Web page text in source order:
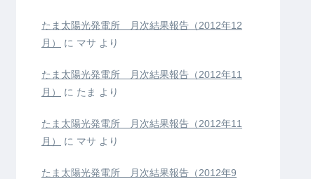
たま太陽光発電所 月次結果報告（2012年12
月）
に マサ より
たま太陽光発電所 月次結果報告（2012年11
月）
に たま より
たま太陽光発電所 月次結果報告（2012年11
月）
に マサ より
たま太陽光発電所 月次結果報告（2012年9